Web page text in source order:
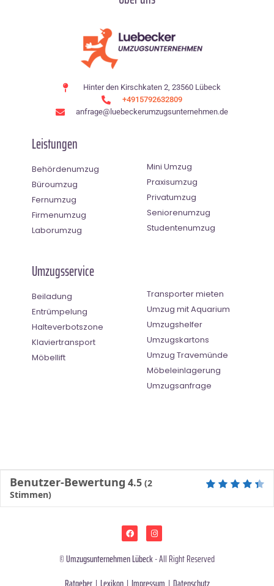
Hinter den Kirschkaten 2, 23560 Lübeck
+4915792632809
anfrage@luebeckerumzugsunternehmen.de
Leistungen
Behördenumzug
Büroumzug
Fernumzug
Firmenumzug
Laborumzug
Mini Umzug
Praxisumzug
Privatumzug
Seniorenumzug
Studentenumzug
Umzugsservice
Beiladung
Entrümpelung
Halteverbotszone
Klaviertransport
Möbellift
Transporter mieten
Umzug mit Aquarium
Umzugshelfer
Umzugskartons
Umzug Travemünde
Möbeleinlagerung
Umzugsanfrage
Benutzer-Bewertung 4.5 (2
Stimmen)
©Umzugsunternehmen Lübeck- All Right Reserved